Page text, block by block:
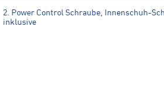
2. Power Control Schraube, Innenschuh-
inklusive